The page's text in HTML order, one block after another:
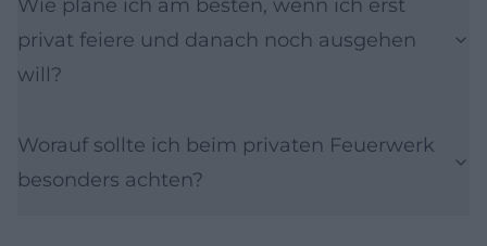
Wie plane ich am besten, wenn ich erst
privat feiere und danach noch ausgehen
will?
Worauf sollte ich beim privaten Feuerwerk
besonders achten?